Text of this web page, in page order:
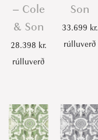
– Cole
& Son
28.398 kr.
rúlluverð
Son
33.699 kr.
rúlluverð